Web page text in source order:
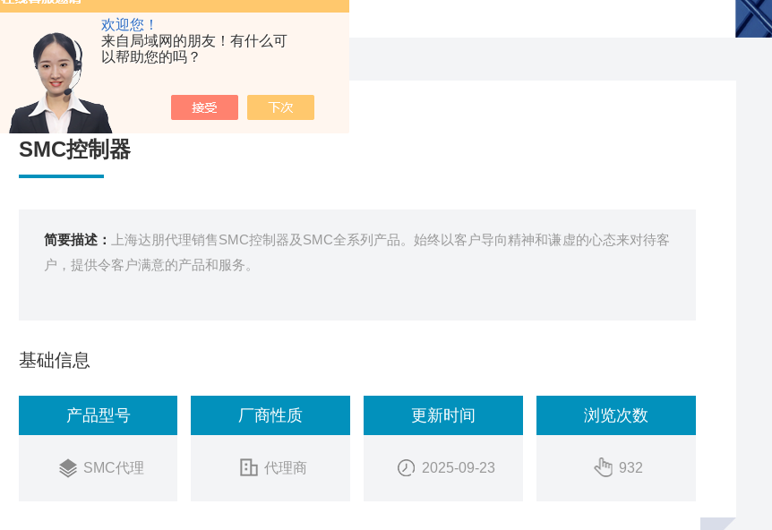
欢迎您！
来自局域网的朋友！有什么可
以帮助您的吗？
SMC控制器
简要描述：
上海达朋代理销售SMC控制器及SMC全系列产品。始终以客户导向精神和谦虚的心态来对待客
户，提供令客户满意的产品和服务。
基础信息
产品型号
SMC代理
厂商性质
代理商
更新时间
2025-09-23
浏览次数
932